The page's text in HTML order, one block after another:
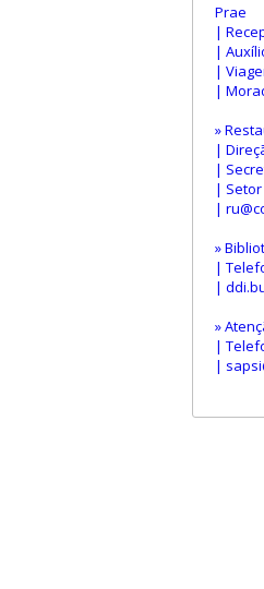
Prae
|
|
|
|
»
|
|
| Setor
|
»
|
|
»
|
|